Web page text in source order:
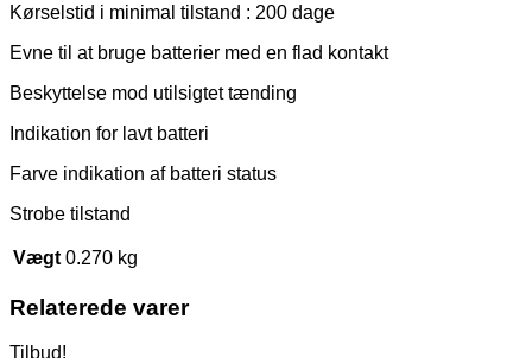
Kørselstid i minimal tilstand : 200 dage
Evne til at bruge batterier med en flad kontakt
Beskyttelse mod utilsigtet tænding
Indikation for lavt batteri
Farve indikation af batteri status
Strobe tilstand
Vægt 0.270 kg
Relaterede varer
Tilbud!